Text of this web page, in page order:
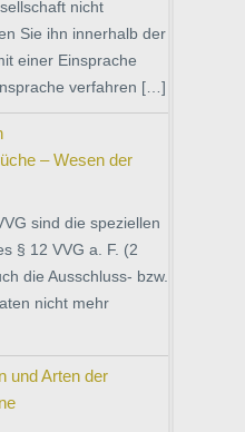
nicht
Sie ihn innerhalb der
einer Einsprache
verfahren […]
– Wesen der
sind die speziellen
§ 12 VVG a. F. (2
die Ausschluss- bzw.
nicht mehr
und Arten der